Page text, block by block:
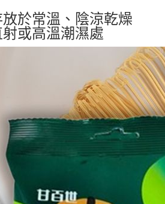
於常溫、陰涼乾燥
或高溫潮濕處